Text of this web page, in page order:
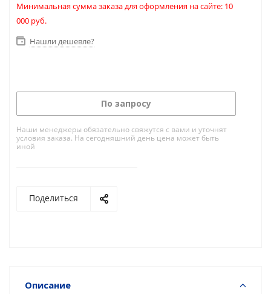
Минимальная сумма заказа для оформления на сайте: 10
000 руб.
Нашли дешевле?
По запросу
Наши менеджеры обязательно свяжутся с вами и уточнят
условия заказа. На сегодняшний день цена может быть
иной
Поделиться
Описание